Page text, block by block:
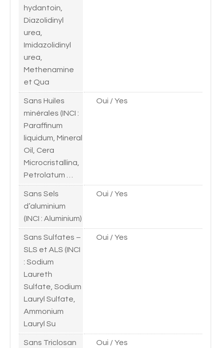
hydantoin,
Diazolidinyl
urea,
Imidazolidinyl
urea,
Methenamine
et Qua
Sans Huiles
minérales (INCI :
Paraffinum
liquidum, Mineral
Oil, Cera
Microcristallina,
Petrolatum …
Oui / Yes
Sans Sels
d’aluminium
(INCI : Aluminium)
Oui / Yes
Sans Sulfates –
SLS et ALS (INCI
: Sodium
Laureth
Sulfate, Sodium
Lauryl Sulfate,
Ammonium
Lauryl Su
Oui / Yes
Sans Triclosan
Oui / Yes